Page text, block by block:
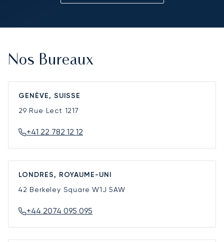
Nos Bureaux
GENÈVE, SUISSE
29 Rue Lect 1217
+41 22 782 12 12
LONDRES, ROYAUME-UNI
42 Berkeley SquareW1J 5AW
+44 2074 095 095